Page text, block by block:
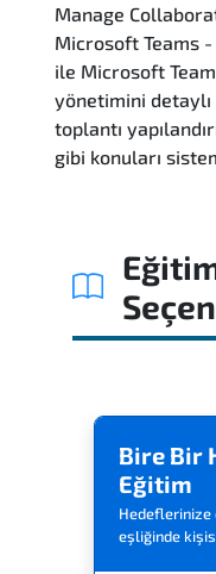
Kimler Katılmalı
Kariyer Fırsatları
Kurs İçeriği
Sınav & Sertifika
Manage
Microsoft Teams
ile Microsoft
yönetimini detaylı
toplantı
gibi konuları
Bire Bir
Eğitim
Hedeflerinize
eşliğinde